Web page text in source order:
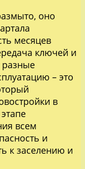
оно
месяцев
ключей и
разные
– это
в
всем
и
к заселению и